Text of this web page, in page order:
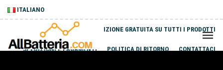
ITALIANO
SPEDIZIONE GRATUITA SU TUTTI I PRODOTTI
SPEDIZIONI E PAGAMENTI POLITICA DI RITORNO CONTATTACI